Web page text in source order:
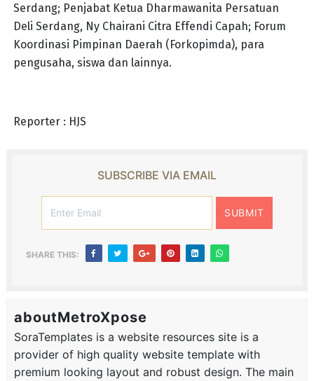
Serdang; Penjabat Ketua Dharmawanita Persatuan
Deli Serdang, Ny Chairani Citra Effendi Capah; Forum
Koordinasi Pimpinan Daerah (Forkopimda), para
pengusaha, siswa dan lainnya.
Reporter : HJS
SUBSCRIBE VIA EMAIL
SHARE THIS:
aboutMetroXpose
SoraTemplates is a website resources site is a
provider of high quality website template with
premium looking layout and robust design. The main